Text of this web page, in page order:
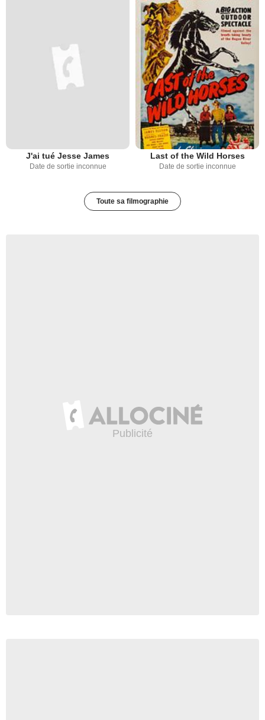
J'ai tué Jesse James
Date de sortie inconnue
Last of the Wild Horses
Date de sortie inconnue
Toute sa filmographie